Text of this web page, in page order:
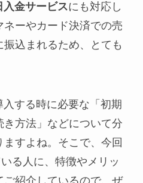
入金サービスにも対応し
ーやカード決済での売
込まれるため、とても
入する時に必要な「初期
方法」などについて分
すよね。そこで、今回
る人に、特徴やメリッ